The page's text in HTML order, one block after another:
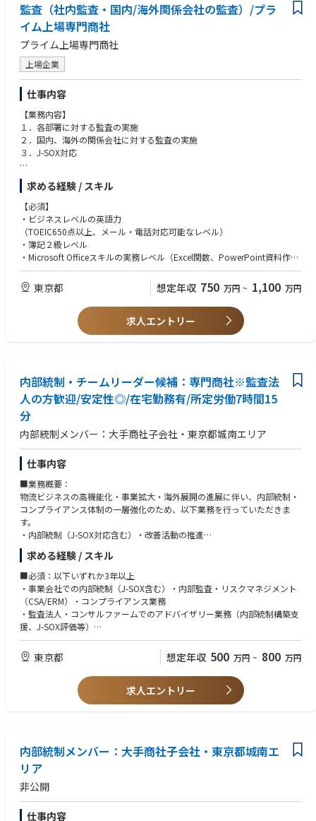
2. 文書化支援
- 営業部局やコーポレート部局における運用変更、新規取引開始、システ
ム導入等に伴う内部統制文書の作成・変更支援
- 親会社方針・基準を踏まえた内部統制対応の整理及び社内展開
- 次期基幹システム更改に伴う内部統制文書の見直し・変更対応
3. 整備状況評価及び運用状況評価
- 内部統制文書に基づく整備状況評価・運用状況評価の実施及び取りまと
め
4. 外部監査人(監査法人)対応
- 外部監査人との協議・調整
- 関連資料・証跡の準備・提出及び指摘事項対応
5. 親会社対応
- 親会社からの内部統制監査に関する指示・依頼・報告・照会への対応
6. 監査業務のDX化・高度化の推進
- 手作業中心の監査業務から自動化・データ活用を前提とした監査への移
行を企画・推進
- 監査業務の高度化に向けた仕組みづくり
7. 主管システムに関する運用・保守
用している各種システムの運用・保守
- 利用部門・ベンダーとの調整、改善検討
きく、主体的に業務を進められる環境です。
- 次期基幹システム更改という全社的な重要プロジェクトにおいて、内部
統制対応の中核として、文書整備から外部監査対応まで一連のプロセスを
リードする経験を積むことができます。
- 親会社、各事業部門、IT部門、外部監査人など、多様な関係者と関わりな
がら、ガバナンス全体を俯瞰する視点が養われます。
- 監査業務のDX化・高度化を自ら企画・推進できるため、単なるチェック
業務にとどまらず、「仕組みをつくる監査」「価値を生む内部統制」に携
わることができます。
- 管理職候補として、チームマネジメントや人材育成を通じて、将来を見
据えた内部統制・監査体制の構築に関与できます。
- 専門性を尊重し合いながら、落ち着いた雰囲気の中で腰を据えて仕事に
取り組める職場です。
【当社について】
はニッケル・クロム・レアメタル等の原料・素材などを含む金属資源全般
を総合的に取り扱う金属商社です。
【RtM】とは Resource to Market の略称で、「金属資源を市場へ」すなわ
ち最良の形で「金属資源のサプライヤーとユーザーを結び付ける」ことを
企業活動の根幹とし、地球環境の保全に努めつつ、持続的な社会の発展に
貢献していくという私共の思いを表しています。
・情報セキュリティ関連資格：CISM(公認情報セキュリティマネージャ
ー)、情報処理安全確保支援士(登録セキスペ)など
・監査の高度化に関する資格：G検定、DS検定など
■求める人物像
・マネジメント・リーダーシップを発揮し、チームを牽引できる方
・ITやDXに関する知見を活用し、内部統制・監査業務の高度化・効率化を
企画・推進できる方
・監査を「守り」だけでなく、「仕組みづくり」として捉えられる方
・経営・現場・外部監査人・親会社をつなぐハブとして機能できる方
・大規模システム変更に伴う不確実性の中でも主体的に行動できる方
・メンバー育成や役割設計を通じて、組織力の向上に貢献できる方
・チームリーダー候補として、課題整理・進捗管理・メンバー支援を行え
ること
監査（社内監査・国内/海外関係会社の監査）/プラ
イム上場専門商社
プライム上場専門商社
上場企業
仕事内容
【業務内容】
１．各部署に対する監査の実施
２．国内、海外の関係会社に対する監査の実施
３．J-SOX対応
【組織の特徴】
公正、独立の立場で、グループのガバナンス、リスクマネジメントの状
況、並びに内部統制の有効性、適正性を評価し、改善提案することで企業
価値向上に寄与することがミッションです。
監査業務、J-SOX評価業務を中心に業務をしていき、将来的には希望に応
じて他の管理部門や海外駐在などへとキャリアを広げることも可能です。
求める経験 / スキル
【必須】
・ビジネスレベルの英語力
（TOEIC650点以上、メール・電話対応可能なレベル）
・簿記２級レベル
・Microsoft Officeスキルの実務レベル（Excel関数、PowerPoint資料作成
等）
・海外出張できる方
【歓迎】
・上場企業で内部監査、内部統制関連の業務経験者
・CIA（公認内部監査人）の有資格者
・監査法人での業務経験者
東京都 想定年収 750 万円 ~ 1,100 万円
求人エントリー
内部統制・チームリーダー候補：専門商社※監査法
人の方歓迎/安定性◎/在宅勤務有/所定労働7時間15
分
内部統制メンバー：大手商社子会社・東京都城南エリア
仕事内容
■業務概要：
物流ビジネスの高機能化・事業拡大・海外展開の進展に伴い、内部統制・
コンプライアンス体制の一層強化のため、以下業務を行っていただきま
す。
・内部統制（J-SOX対応含む）・改善活動の推進
・重要リスク選定・フォローアップ
・CSA（Control Self Assessment）によるリスクマネジメント体制の構
築・運用
・事業法令対応（遵守体制の構築、モニタリング、有事対応）
■入社後にお任せしたい業務
・重要リスク選定・フォローアップ/CSAによるリスクマネジメント強化
・関係会社管理体制強化
・J-SOX及び業務プロセス管理体制の確立・強化
・上記業務の標準化（属人化排除）・効率化
チームリーダー候補として、将来的にはチームマネジメントも担当いただ
く想定です。
■魅力
・単なる統制運用担当ではなく、事業拡大・高度化に伴うリスクに対して
「守り」と「攻め」の両面から事業を支える
求める経験 / スキル
■必須：以下いずれか3年以上
・事業会社での内部統制（J-SOX含む）・内部監査・リスクマネジメント
（CSA/ERM）・コンプライアンス業務
・監査法人・コンサルファームでのアドバイザリー業務（内部統制構築支
援、J-SOX評価等）
・経理・財務・法務等の管理部門における統制関連業務
■歓迎
・CIA、CFE、CISA等資格
・商社、インフラ・プロジェクト、事業投資に関する知見・経験
・チームリーダー経験
・内部統制、リスクマネジメント、コンプライアンス領域での実務経験の
深さ
・論理的思考力と構造的にリスクを整理する能力
・現場とのコミュニケーション力、関係者を巻き込む推進力
・主体的に判断・行動できる姿勢
・仕組み化・標準化を志向するマインドセット
東京都 想定年収 500 万円 ~ 800 万円
求人エントリー
内部統制メンバー：大手商社子会社・東京都城南エ
リア
非公開
仕事内容